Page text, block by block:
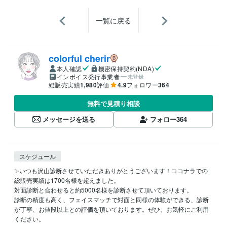
一覧に戻る
colorful cherir
本人確認
機密保持契約(NDA)
インボイス発行事業者
未登録
総販売実績1,980評価 4.9フォロワー364
無料で見積り相談
メッセージを送る
フォロー364
スケジュール
✨いつも沢山診断させていただきありがとうございます！ココナラでの
総販売実績は1700名様を超えました。
対面診断と合わせると約5000名様を診断させて頂いております。
診断の精度も高く、フェイスマッチで対面と同様の体験ができる、診断
が丁寧、お値段以上との評価を頂いております。ぜひ、お気軽にご利用
ください。